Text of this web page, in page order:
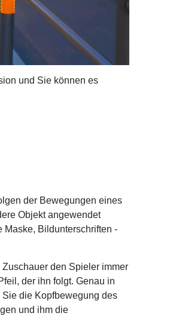
und Sie können es
der Bewegungen eines
Objekt angewendet
Maske, Bildunterschriften -
den Spieler immer
der ihn folgt. Genau in
die Kopfbewegung des
und ihm die